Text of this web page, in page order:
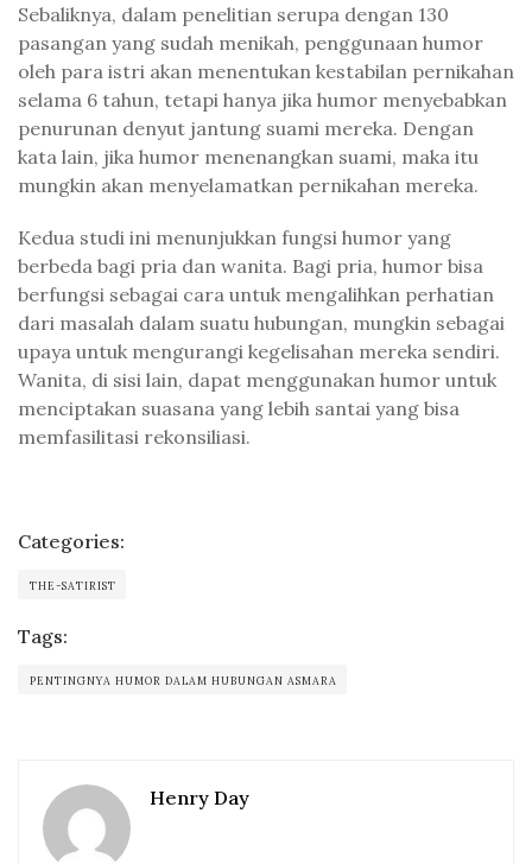
Sebaliknya, dalam penelitian serupa dengan 130
pasangan yang sudah menikah, penggunaan humor
oleh para istri akan menentukan kestabilan pernikahan
selama 6 tahun, tetapi hanya jika humor menyebabkan
penurunan denyut jantung suami mereka. Dengan
kata lain, jika humor menenangkan suami, maka itu
mungkin akan menyelamatkan pernikahan mereka.
Kedua studi ini menunjukkan fungsi humor yang
berbeda bagi pria dan wanita. Bagi pria, humor bisa
berfungsi sebagai cara untuk mengalihkan perhatian
dari masalah dalam suatu hubungan, mungkin sebagai
upaya untuk mengurangi kegelisahan mereka sendiri.
Wanita, di sisi lain, dapat menggunakan humor untuk
menciptakan suasana yang lebih santai yang bisa
memfasilitasi rekonsiliasi.
Categories:
THE-SATIRIST
Tags:
PENTINGNYA HUMOR DALAM HUBUNGAN ASMARA
Henry Day